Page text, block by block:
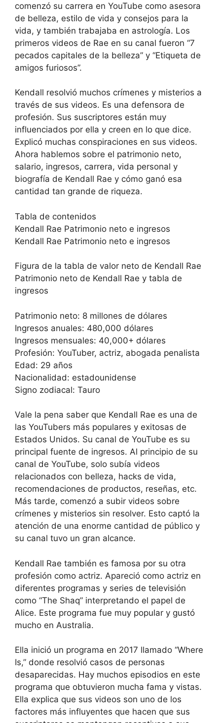
comenzó su carrera en YouTube como asesora
de belleza, estilo de vida y consejos para la
vida, y también trabajaba en astrología. Los
primeros videos de Rae en su canal fueron “7
pecados capitales de la belleza” y “Etiqueta de
amigos furiosos”.
Kendall resolvió muchos crímenes y misterios a
través de sus videos. Es una defensora de
profesión. Sus suscriptores están muy
influenciados por ella y creen en lo que dice.
Explicó muchas conspiraciones en sus videos.
Ahora hablemos sobre el patrimonio neto,
salario, ingresos, carrera, vida personal y
biografía de Kendall Rae y cómo ganó esa
cantidad tan grande de riqueza.
Tabla de contenidos
Kendall Rae Patrimonio neto e ingresos
Kendall Rae Patrimonio neto e ingresos
Figura de la tabla de valor neto de Kendall Rae
Patrimonio neto de Kendall Rae y tabla de
ingresos
Patrimonio neto: 8 millones de dólares
Ingresos anuales: 480,000 dólares
Ingresos mensuales: 40,000+ dólares
Profesión: YouTuber, actriz, abogada penalista
Edad: 29 años
Nacionalidad: estadounidense
Signo zodiacal: Tauro
Vale la pena saber que Kendall Rae es una de
las YouTubers más populares y exitosas de
Estados Unidos. Su canal de YouTube es su
principal fuente de ingresos. Al principio de su
canal de YouTube, solo subía videos
relacionados con belleza, hacks de vida,
recomendaciones de productos, reseñas, etc.
Más tarde, comenzó a subir videos sobre
crímenes y misterios sin resolver. Esto captó la
atención de una enorme cantidad de público y
su canal tuvo un gran alcance.
Kendall Rae también es famosa por su otra
profesión como actriz. Apareció como actriz en
diferentes programas y series de televisión
como “The Shaq” interpretando el papel de
Alice. Este programa fue muy popular y gustó
mucho en Australia.
Ella inició un programa en 2017 llamado “Where
Is,” donde resolvió casos de personas
desaparecidas. Hay muchos episodios en este
programa que obtuvieron mucha fama y vistas.
Ella explica que sus videos son uno de los
factores más influyentes que hacen que sus